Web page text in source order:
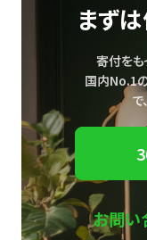
まず
寄付をも
国内No.1
で
お問い